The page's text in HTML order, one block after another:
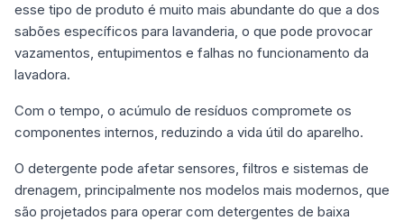
esse tipo de produto é muito mais abundante do que a dos
sabões específicos para lavanderia, o que pode provocar
vazamentos, entupimentos e falhas no funcionamento da
lavadora.
Com o tempo, o acúmulo de resíduos compromete os
componentes internos, reduzindo a vida útil do aparelho.
O detergente pode afetar sensores, filtros e sistemas de
drenagem, principalmente nos modelos mais modernos, que
são projetados para operar com detergentes de baixa